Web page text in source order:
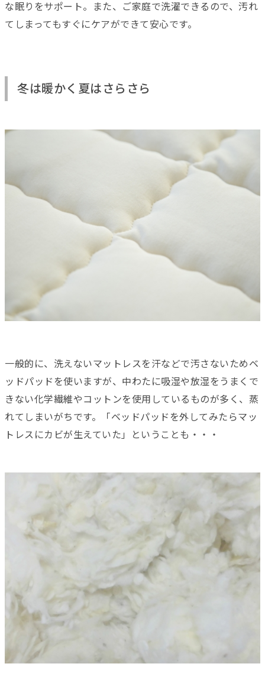
な眠りをサポート。また、ご家庭で洗濯できるので、汚れ
てしまってもすぐにケアができて安心です。
冬は暖かく夏はさらさら
一般的に、洗えないマットレスを汗などで汚さないためベ
ッドパッドを使いますが、中わたに吸湿や放湿をうまくで
きない化学繊維やコットンを使用しているものが多く、蒸
れてしまいがちです。「ベッドパッドを外してみたらマッ
トレスにカビが生えていた」ということも・・・